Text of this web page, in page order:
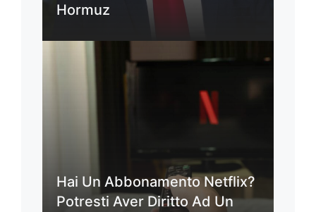
Hormuz
Hai Un Abbonamento Netflix?
Potresti Aver Diritto Ad Un